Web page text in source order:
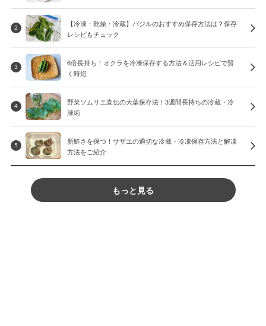
2
【冷凍・乾燥・冷蔵】バジルのおすすめ保存方法は？保存
レシピもチェック
3
6倍長持ち！オクラを冷凍保存する方法＆活用レシピで賢
く時短
4
野菜ソムリエ直伝の大葉保存法！3週間長持ちの冷蔵・冷
凍術
5
新鮮さを保つ！サザエの適切な冷蔵・冷凍保存方法と解凍
方法をご紹介
もっと見る